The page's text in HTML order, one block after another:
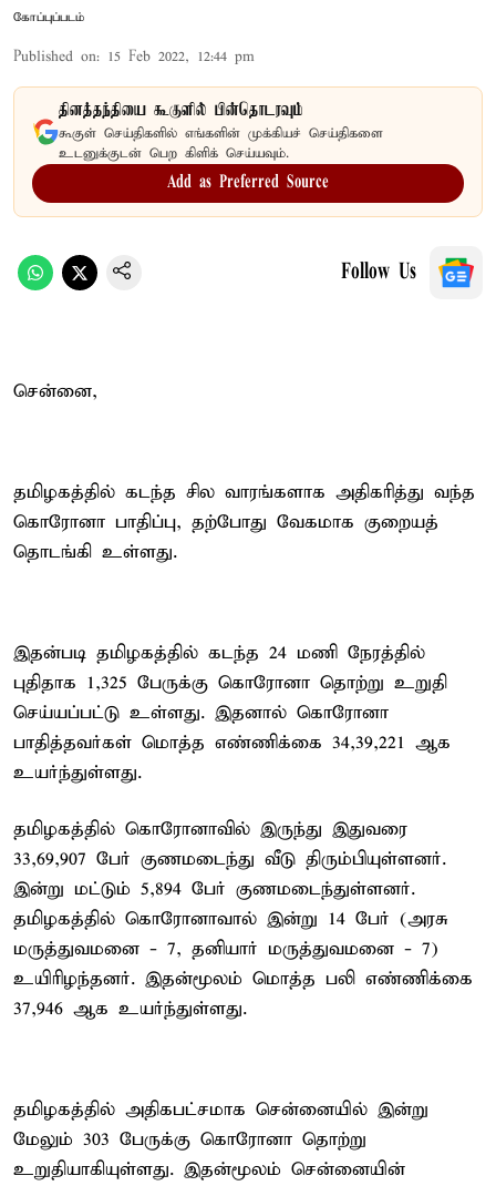
கோப்புப்படம்
Published on: 15 Feb 2022, 12:44 pm
தினத்தந்தியை கூகுளில் பின்தொடரவும்
கூகுள் செய்திகளில் எங்களின் முக்கியச் செய்திகளை
உடனுக்குடன் பெற கிளிக் செய்யவும்.
Add as Preferred Source
Follow Us
சென்னை,
தமிழகத்தில் கடந்த சில வாரங்களாக அதிகரித்து வந்த
கொரோனா பாதிப்பு, தற்போது வேகமாக குறையத்
தொடங்கி உள்ளது.
இதன்படி தமிழகத்தில் கடந்த 24 மணி நேரத்தில்
புதிதாக 1,325 பேருக்கு கொரோனா தொற்று உறுதி
செய்யப்பட்டு உள்ளது. இதனால் கொரோனா
பாதித்தவர்கள் மொத்த எண்ணிக்கை 34,39,221 ஆக
உயர்ந்துள்ளது.
தமிழகத்தில் கொரோனாவில் இருந்து இதுவரை
33,69,907 பேர் குணமடைந்து வீடு திரும்பியுள்ளனர்.
இன்று மட்டும் 5,894 பேர் குணமடைந்துள்ளனர்.
தமிழகத்தில் கொரோனாவால் இன்று 14 பேர் (அரசு
மருத்துவமனை - 7, தனியார் மருத்துவமனை - 7)
உயிரிழந்தனர். இதன்மூலம் மொத்த பலி எண்ணிக்கை
37,946 ஆக உயர்ந்துள்ளது.
தமிழகத்தில் அதிகபட்சமாக சென்னையில் இன்று
மேலும் 303 பேருக்கு கொரோனா தொற்று
உறுதியாகியுள்ளது. இதன்மூலம் சென்னையின்